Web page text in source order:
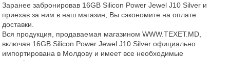
Заранее забронировав 16GB Silicon Power Jewel J10 Silver и
приехав за ним в наш магазин, Вы сэкономите на оплате
доставки.
Вся продукция, продаваемая магазином WWW.TEXET.MD,
включая 16GB Silicon Power Jewel J10 Silver официально
импортирована в Молдову и имеет все необходимые